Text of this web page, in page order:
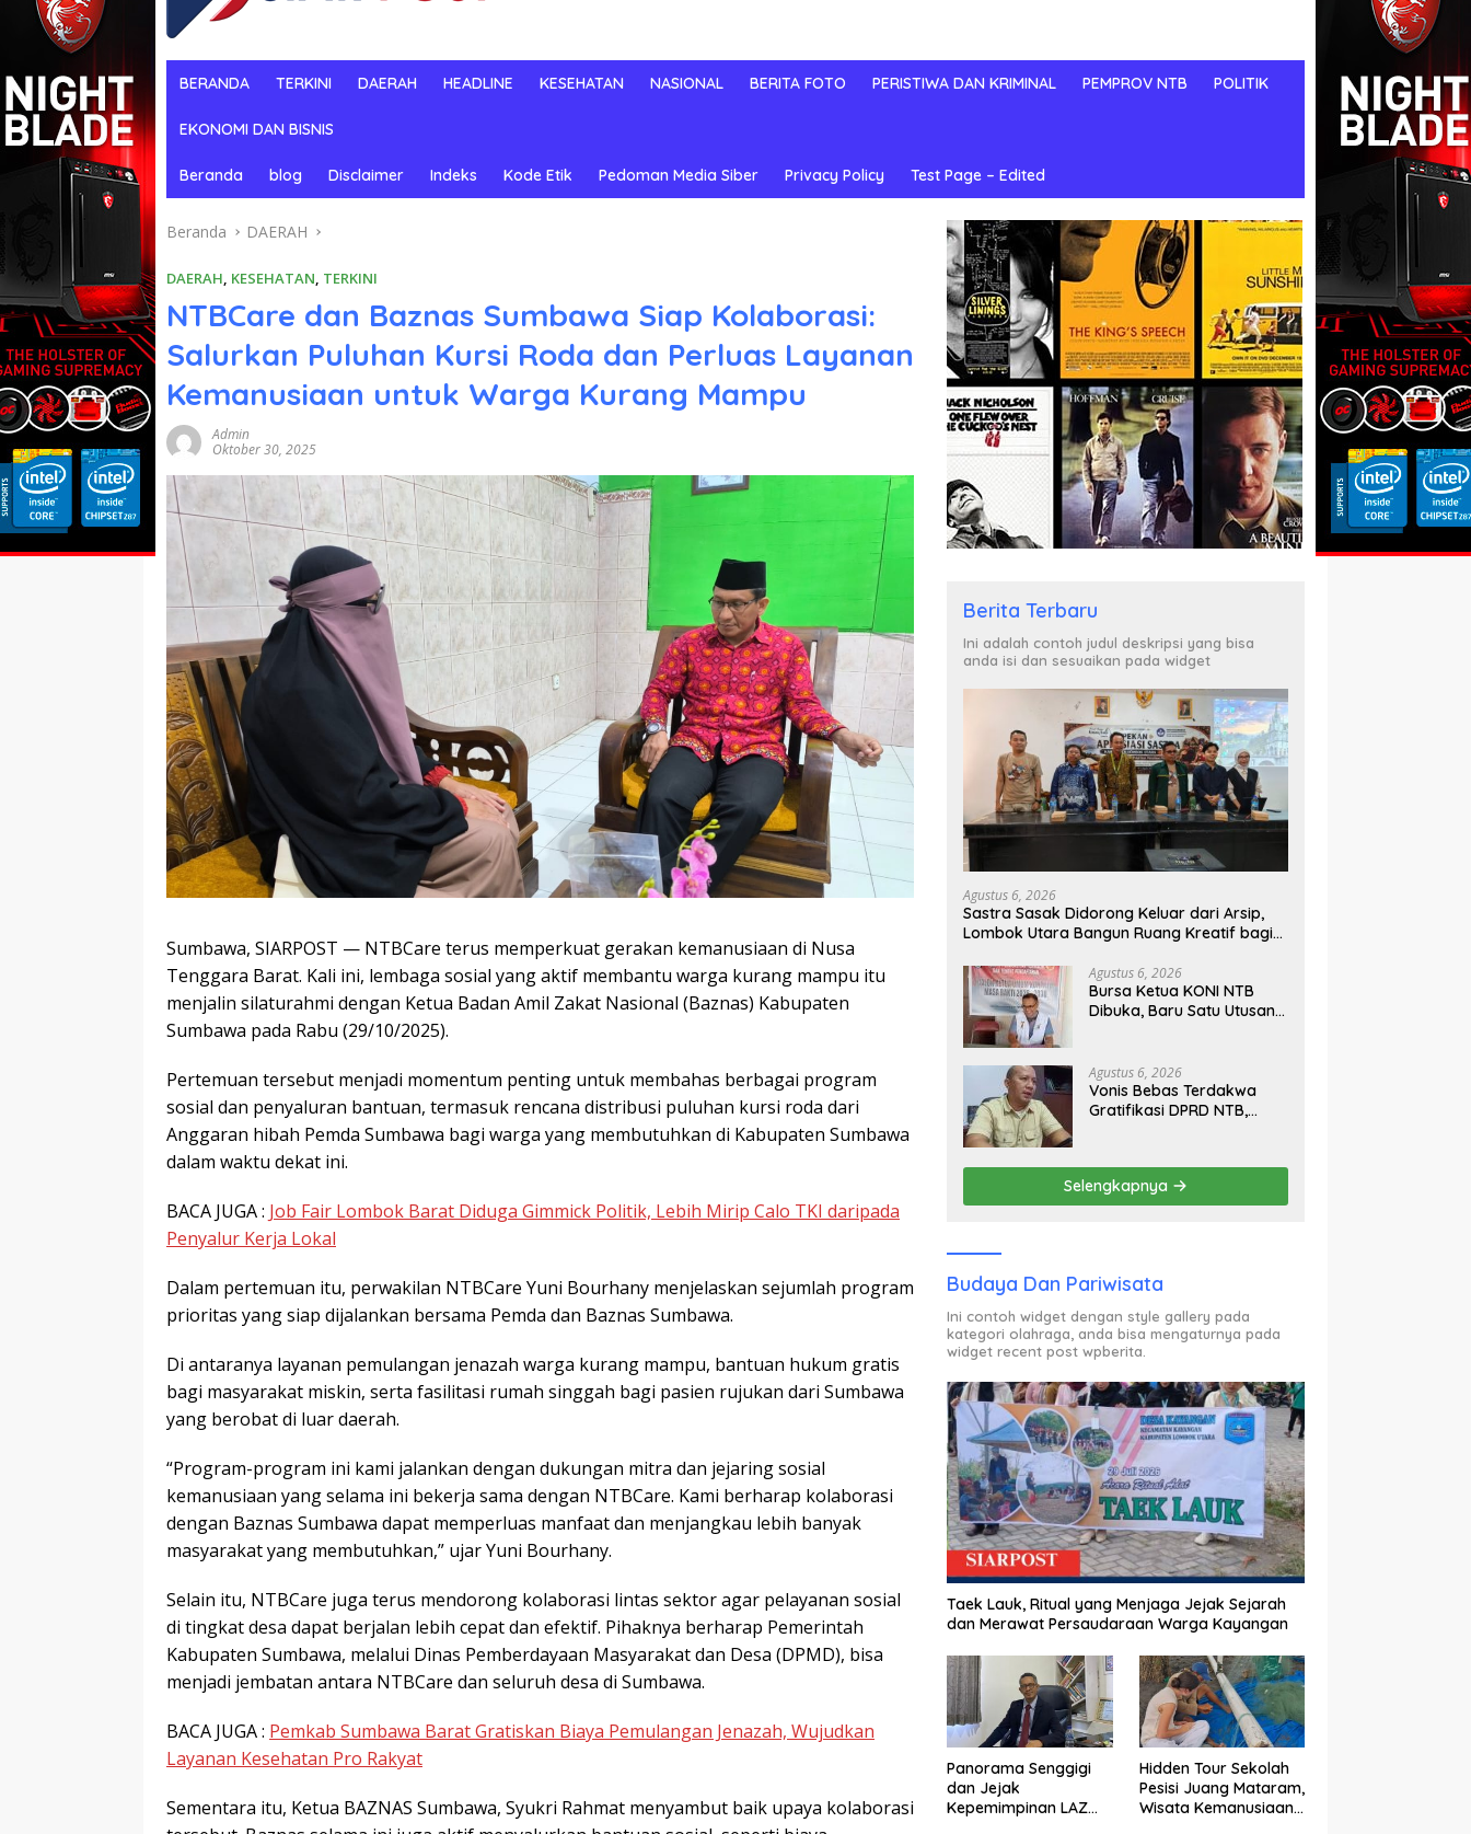
BERANDA TERKINI DAERAH HEADLINE KESEHATAN NASIONAL BERITA FOTO PERISTIWA DAN KRIMINAL PEMPROV NTB POLITIK
EKONOMI DAN BISNIS
Beranda blog Disclaimer Indeks Kode Etik Pedoman Media Siber Privacy Policy Test Page – Edited
Beranda DAERAH
DAERAH, KESEHATAN, TERKINI
NTBCare dan Baznas Sumbawa Siap Kolaborasi:
Salurkan Puluhan Kursi Roda dan Perluas Layanan
Kemanusiaan untuk Warga Kurang Mampu
Admin
Oktober 30, 2025
Sumbawa, SIARPOST — NTBCare terus memperkuat gerakan kemanusiaan di Nusa
Tenggara Barat. Kali ini, lembaga sosial yang aktif membantu warga kurang mampu itu
menjalin silaturahmi dengan Ketua Badan Amil Zakat Nasional (Baznas) Kabupaten
Sumbawa pada Rabu (29/10/2025).
Pertemuan tersebut menjadi momentum penting untuk membahas berbagai program
sosial dan penyaluran bantuan, termasuk rencana distribusi puluhan kursi roda dari
Anggaran hibah Pemda Sumbawa bagi warga yang membutuhkan di Kabupaten Sumbawa
dalam waktu dekat ini.
BACA JUGA : Job Fair Lombok Barat Diduga Gimmick Politik, Lebih Mirip Calo TKI daripada
Penyalur Kerja Lokal
Dalam pertemuan itu, perwakilan NTBCare Yuni Bourhany menjelaskan sejumlah program
prioritas yang siap dijalankan bersama Pemda dan Baznas Sumbawa.
Di antaranya layanan pemulangan jenazah warga kurang mampu, bantuan hukum gratis
bagi masyarakat miskin, serta fasilitasi rumah singgah bagi pasien rujukan dari Sumbawa
yang berobat di luar daerah.
“Program-program ini kami jalankan dengan dukungan mitra dan jejaring sosial
kemanusiaan yang selama ini bekerja sama dengan NTBCare. Kami berharap kolaborasi
dengan Baznas Sumbawa dapat memperluas manfaat dan menjangkau lebih banyak
masyarakat yang membutuhkan,” ujar Yuni Bourhany.
Selain itu, NTBCare juga terus mendorong kolaborasi lintas sektor agar pelayanan sosial
di tingkat desa dapat berjalan lebih cepat dan efektif. Pihaknya berharap Pemerintah
Kabupaten Sumbawa, melalui Dinas Pemberdayaan Masyarakat dan Desa (DPMD), bisa
menjadi jembatan antara NTBCare dan seluruh desa di Sumbawa.
BACA JUGA : Pemkab Sumbawa Barat Gratiskan Biaya Pemulangan Jenazah, Wujudkan
Layanan Kesehatan Pro Rakyat
Sementara itu, Ketua BAZNAS Sumbawa, Syukri Rahmat menyambut baik upaya kolaborasi
Berita Terbaru
Ini adalah contoh judul deskripsi yang bisa
anda isi dan sesuaikan pada widget
Agustus 6, 2026
Sastra Sasak Didorong Keluar dari Arsip,
Lombok Utara Bangun Ruang Kreatif bagi
Agustus 6, 2026
Bursa Ketua KONI NTB
Dibuka, Baru Satu Utusan
Agustus 6, 2026
Vonis Bebas Terdakwa
Gratifikasi DPRD NTB,
Selengkapnya
Budaya Dan Pariwisata
Ini contoh widget dengan style gallery pada
kategori olahraga, anda bisa mengaturnya pada
widget recent post wpberita.
Taek Lauk, Ritual yang Menjaga Jejak Sejarah
dan Merawat Persaudaraan Warga Kayangan
Panorama Senggigi
dan Jejak
Kepemimpinan LAZ
Hidden Tour Sekolah
Pesisi Juang Mataram,
Wisata Kemanusiaan